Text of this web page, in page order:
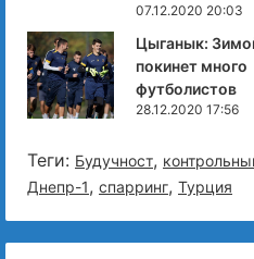
07.12.2020 20:03
Цыганык:
покинет много
футболистов
28.12.2020 17:56
Теги: Будучност,
Днепр-1, спарринг, Турция